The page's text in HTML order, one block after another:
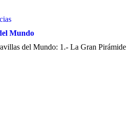
Mundo
del Mundo: 1.- La Gran Pirámide